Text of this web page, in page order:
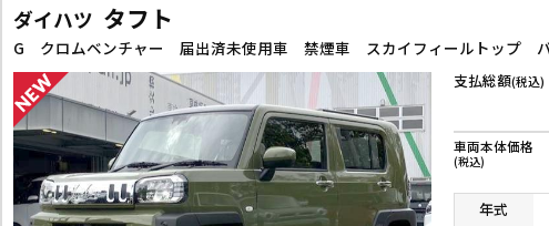
ダイハツ タフト
支払総額(税込)
車両本体価格
(税込)
年式